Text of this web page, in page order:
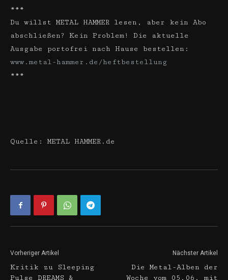
***
Du willst METAL HAMMER lesen, aber kein Abo
abschließen? Kein Problem! Die aktuelle
Ausgabe portofrei nach Hause bestellen:
www.metal-hammer.de/heftbestellung
***
Quelle: METAL HAMMER.de
Vorheriger Artikel
Kritik zu Sleeping
Pulse DREAMS &
Nächster Artikel
Die Metal-Alben der
Woche vom 05.06. mit